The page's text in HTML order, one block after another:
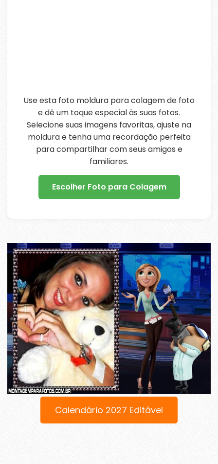
Use esta foto moldura para colagem de foto
e dê um toque especial às suas fotos.
Selecione suas imagens favoritas, ajuste na
moldura e tenha uma recordação perfeita
para compartilhar com seus amigos e
familiares.
Escolher Foto para Colagem
Calendário 2027 Editável